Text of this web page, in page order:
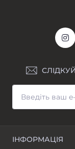
ІНФОРМАЦІЯ